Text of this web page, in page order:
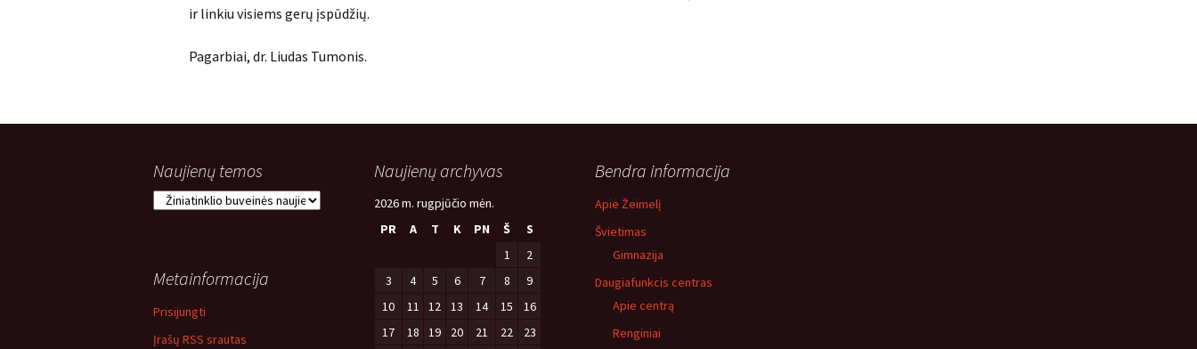
ir linkiu visiems gerų įspūdžių.
Pagarbiai, dr. Liudas Tumonis.
Naujienų temos
Naujienų
Naujienų archyvas
2026 m. rugpjūčio mėn.
PR
A T K PN Š
S
1
2
3
4 5 6 7 8
9
10
11 12 13 14 15
16
17
18 19 20 21 22
23
Bendra informacija
Apie Žeimelį
Švietimas
Gimnazija
Daugiafunkcis centras
Apie centrą
Renginiai
Metainformacija
Prisijungti
Įrašų RSS srautas